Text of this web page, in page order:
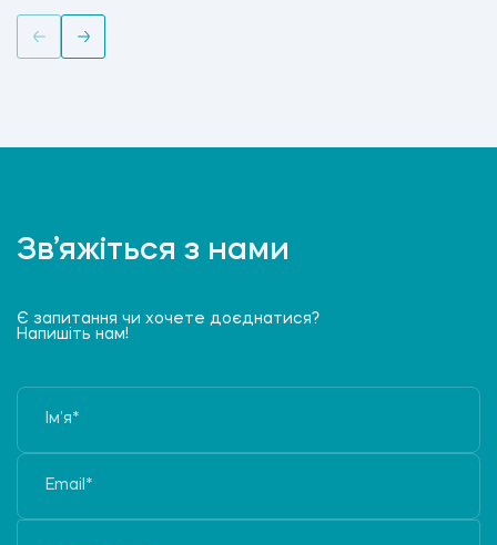
Зв’яжіться з нами
Є запитання чи хочете доєднатися?
Напишіть нам!